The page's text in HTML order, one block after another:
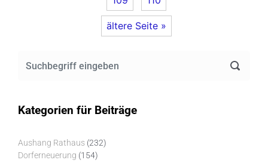
ältere Seite »
Kategorien für Beiträge
Aushang Rathaus (232)
Dorferneuerung (154)